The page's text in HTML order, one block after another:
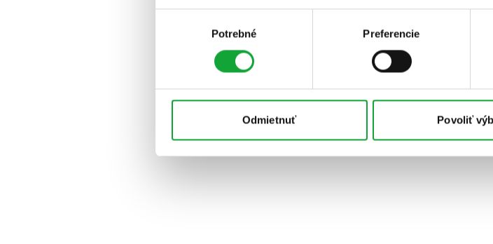
Potrebné Preferencie
Odmietnuť Povoliť